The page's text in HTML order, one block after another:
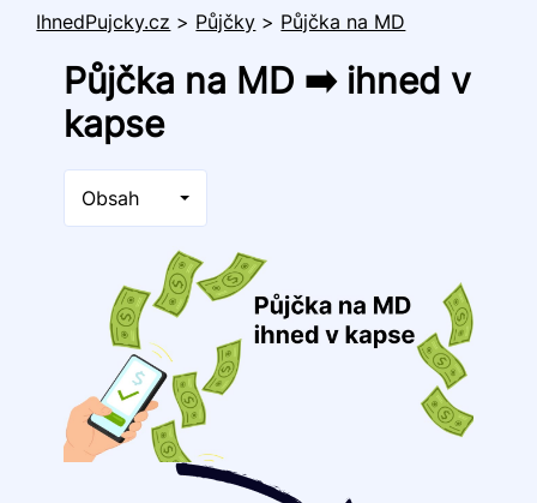
IhnedPujcky.cz > Půjčky > Půjčka na MD
Půjčka na MD ➡️ ihned v
kapse
Obsah